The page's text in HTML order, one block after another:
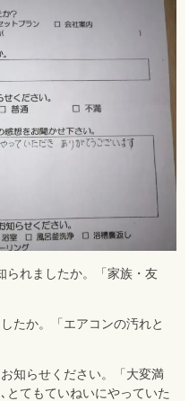
られましたか。「家族・友
たか。「エアコンの汚れと
知らせください。「大変満
とてもていねいにやっていた